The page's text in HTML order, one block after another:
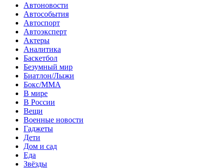
Автоновости
Автособытия
Автоспорт
Автоэксперт
Актеры
Аналитика
Баскетбол
Безумный мир
Биатлон/Лыжи
Бокс/MMA
В мире
В России
Вещи
Военные новости
Гаджеты
Дети
Дом и сад
Еда
Звёзды